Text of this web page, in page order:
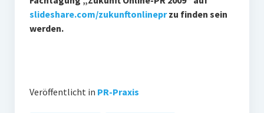
slideshare.com/zukunftonlineprzu finden sein
werden.
Veröffentlicht in PR-Praxis